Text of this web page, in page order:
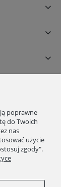
poprawne
do Twoich
nas
użycie
zgody".